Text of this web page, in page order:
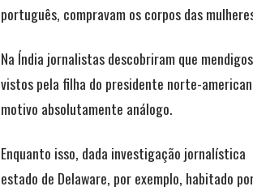
português, compravam os corpos das
Na Índia jornalistas descobriram que
vistos pela filha do presidente norte-
motivo absolutamente análogo.
Enquanto isso, dada investigação jornalística
estado de Delaware, por exemplo, habitado